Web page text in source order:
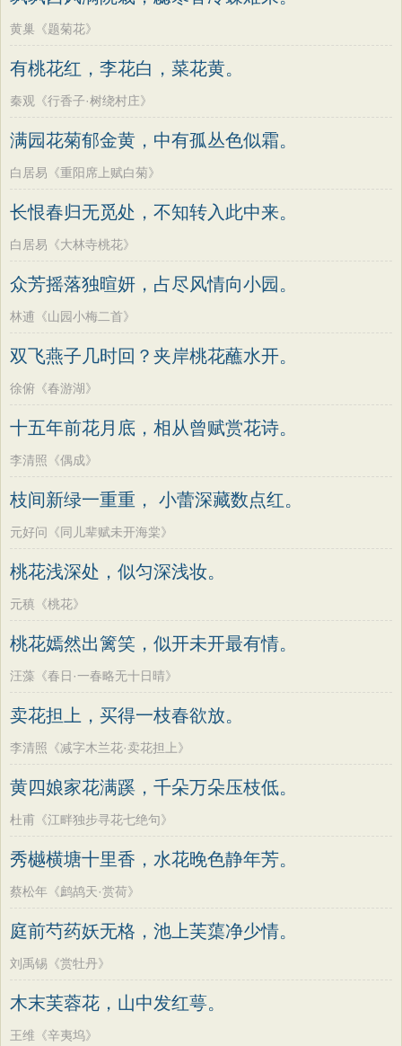
黄巢《题菊花》
有桃花红，李花白，菜花黄。
秦观《行香子·树绕村庄》
满园花菊郁金黄，中有孤丛色似霜。
白居易《重阳席上赋白菊》
长恨春归无觅处，不知转入此中来。
白居易《大林寺桃花》
众芳摇落独暄妍，占尽风情向小园。
林逋《山园小梅二首》
双飞燕子几时回？夹岸桃花蘸水开。
徐俯《春游湖》
十五年前花月底，相从曾赋赏花诗。
李清照《偶成》
枝间新绿一重重， 小蕾深藏数点红。
元好问《同儿辈赋未开海棠》
桃花浅深处，似匀深浅妆。
元稹《桃花》
桃花嫣然出篱笑，似开未开最有情。
汪藻《春日·一春略无十日晴》
卖花担上，买得一枝春欲放。
李清照《减字木兰花·卖花担上》
黄四娘家花满蹊，千朵万朵压枝低。
杜甫《江畔独步寻花七绝句》
秀樾横塘十里香，水花晚色静年芳。
蔡松年《鹧鸪天·赏荷》
庭前芍药妖无格，池上芙蕖净少情。
刘禹锡《赏牡丹》
木末芙蓉花，山中发红萼。
王维《辛夷坞》